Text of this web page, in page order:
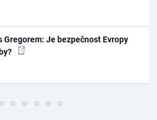
Gregorem: Je bezpečnost Evropy